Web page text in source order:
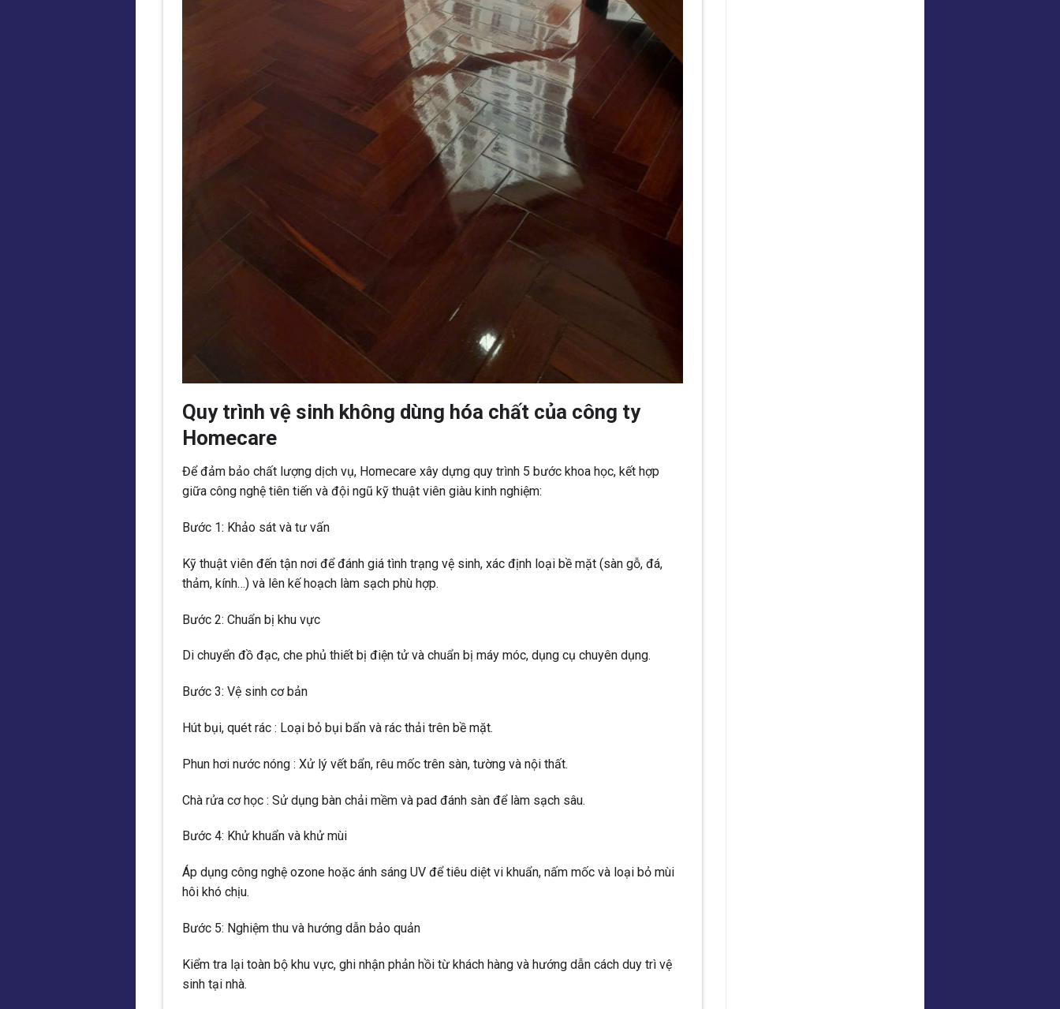
Quy trình vệ sinh không dùng hóa chất của công ty
Homecare
Để đảm bảo chất lượng dịch vụ, Homecare xây dựng quy trình 5 bước khoa học, kết hợp
giữa công nghệ tiên tiến và đội ngũ kỹ thuật viên giàu kinh nghiệm:
Bước 1: Khảo sát và tư vấn
Kỹ thuật viên đến tận nơi để đánh giá tình trạng vệ sinh, xác định loại bề mặt (sàn gỗ, đá,
thảm, kính…) và lên kế hoạch làm sạch phù hợp.
Bước 2: Chuẩn bị khu vực
Di chuyển đồ đạc, che phủ thiết bị điện tử và chuẩn bị máy móc, dụng cụ chuyên dụng.
Bước 3: Vệ sinh cơ bản
Hút bụi, quét rác : Loại bỏ bụi bẩn và rác thải trên bề mặt.
Phun hơi nước nóng : Xử lý vết bẩn, rêu mốc trên sàn, tường và nội thất.
Chà rửa cơ học : Sử dụng bàn chải mềm và pad đánh sàn để làm sạch sâu.
Bước 4: Khử khuẩn và khử mùi
Áp dụng công nghệ ozone hoặc ánh sáng UV để tiêu diệt vi khuẩn, nấm mốc và loại bỏ mùi
hôi khó chịu.
Bước 5: Nghiệm thu và hướng dẫn bảo quản
Kiểm tra lại toàn bộ khu vực, ghi nhận phản hồi từ khách hàng và hướng dẫn cách duy trì vệ
sinh tại nhà.